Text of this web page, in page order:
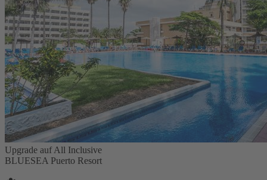
Upgrade auf All Inclusive
BLUESEA Puerto Resort